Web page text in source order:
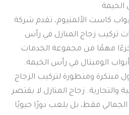
الخيمة
كاست الألمنيوم، تقدم شركة
تركيب زجاج المنازل في رأس
مهمًا من مجموعة الخدمات
الوميتال في رأس الخيمة.
مبتكرة ومتطورة لتركيب الزجاج
والتجارية. زجاج المنازل لا يقتصر
فقط، بل يلعب دورًا حيويًا